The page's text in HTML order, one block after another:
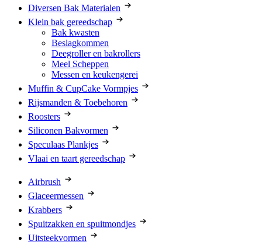
Diversen Bak Materialen
Klein bak gereedschap
Bak kwasten
Beslagkommen
Deegroller en bakrollers
Meel Scheppen
Messen en keukengerei
Muffin & CupCake Vormpjes
Rijsmanden & Toebehoren
Roosters
Siliconen Bakvormen
Speculaas Plankjes
Vlaai en taart gereedschap
Airbrush
Glaceermessen
Krabbers
Spuitzakken en spuitmondjes
Uitsteekvormen